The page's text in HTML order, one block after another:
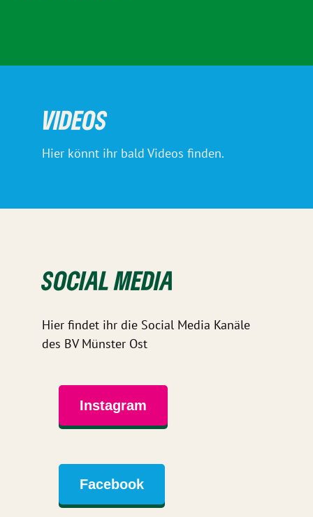
VIDEOS
Hier könnt ihr bald Videos finden.
SOCIAL MEDIA
Hier findet ihr die Social Media Kanäle
des BV Münster Ost
Instagram
Facebook